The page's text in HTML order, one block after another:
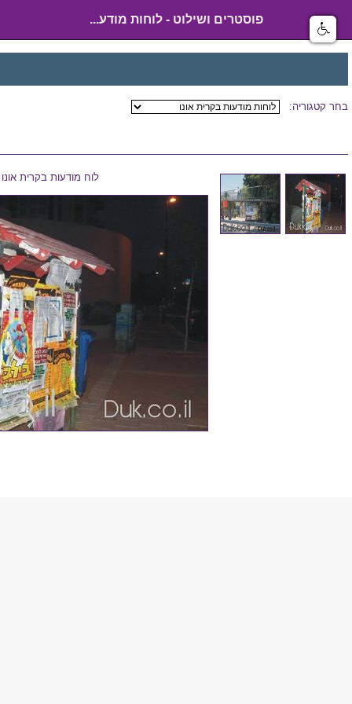
פוסטרים ושילוט - לוחות מודע...
בחר קטגוריה:
לוח מודעות בקרית אונו